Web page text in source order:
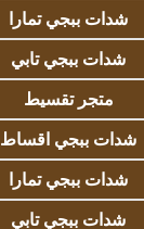
شدات ببجي تمارا
شدات ببجي تابي
متجر تقسيط
شدات ببجي اقساط
شدات ببجي تمارا
شدات ببجي تابي